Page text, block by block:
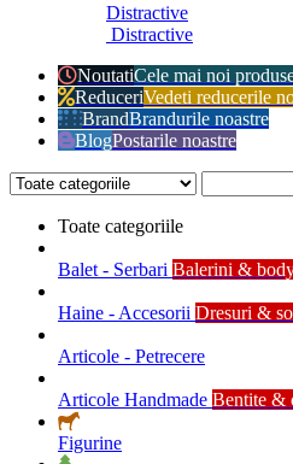
Distractive
Distractive
NoutatiCele mai noi
ReduceriVedeti reducerile
BrandBrandurile noastre
BlogPostarile noastre
Toate categoriile
Balet - Serbari Balerini &
Haine - Accesorii Dresuri &
Articole - Petrecere
Articole Handmade Bentite &
Figurine